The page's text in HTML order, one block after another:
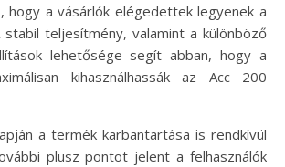
hogy a vásárlók elégedettek legyenek a
stabil teljesítmény, valamint a különböző
lehetősége segít abban, hogy a
kihasználhassák az Acc 200
a termék karbantartása is rendkívül
plusz pontot jelent a felhasználók